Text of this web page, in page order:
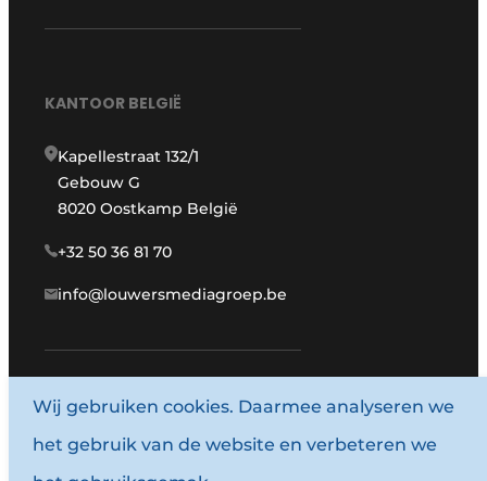
KANTOOR BELGIË
Kapellestraat 132/1
Gebouw G
8020 Oostkamp België
+32 50 36 81 70
info@louwersmediagroep.be
www.louwersmediagroep.com
© 1987 - 2026 Louwersmediagroep.
Wij gebruiken cookies. Daarmee analyseren we
het gebruik van de website en verbeteren we